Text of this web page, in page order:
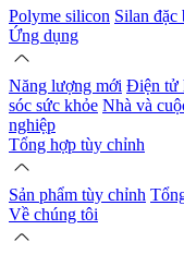
Polyme silicon Silan đặc
Ứng dụng
Năng lượng mới Điện tử
sóc sức khỏe Nhà và
nghiệp
Tổng hợp tùy chỉnh
Sản phẩm tùy chỉnh
Về chúng tôi